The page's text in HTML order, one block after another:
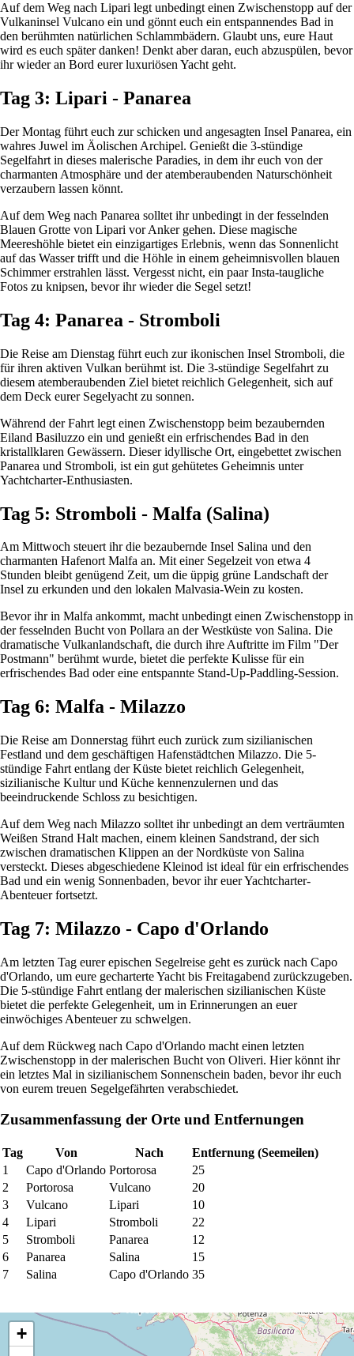
Auf dem Weg nach Lipari legt unbedingt einen Zwischenstopp auf der
Vulkaninsel Vulcano ein und gönnt euch ein entspannendes Bad in
den berühmten natürlichen Schlammbädern. Glaubt uns, eure Haut
wird es euch später danken! Denkt aber daran, euch abzuspülen, bevor
ihr wieder an Bord eurer luxuriösen Yacht geht.
Tag 3: Lipari - Panarea
Der Montag führt euch zur schicken und angesagten Insel Panarea, ein
wahres Juwel im Äolischen Archipel. Genießt die 3-stündige
Segelfahrt in dieses malerische Paradies, in dem ihr euch von der
charmanten Atmosphäre und der atemberaubenden Naturschönheit
verzaubern lassen könnt.
Auf dem Weg nach Panarea solltet ihr unbedingt in der fesselnden
Blauen Grotte von Lipari vor Anker gehen. Diese magische
Meereshöhle bietet ein einzigartiges Erlebnis, wenn das Sonnenlicht
auf das Wasser trifft und die Höhle in einem geheimnisvollen blauen
Schimmer erstrahlen lässt. Vergesst nicht, ein paar Insta-taugliche
Fotos zu knipsen, bevor ihr wieder die Segel setzt!
Tag 4: Panarea - Stromboli
Die Reise am Dienstag führt euch zur ikonischen Insel Stromboli, die
für ihren aktiven Vulkan berühmt ist. Die 3-stündige Segelfahrt zu
diesem atemberaubenden Ziel bietet reichlich Gelegenheit, sich auf
dem Deck eurer Segelyacht zu sonnen.
Während der Fahrt legt einen Zwischenstopp beim bezaubernden
Eiland Basiluzzo ein und genießt ein erfrischendes Bad in den
kristallklaren Gewässern. Dieser idyllische Ort, eingebettet zwischen
Panarea und Stromboli, ist ein gut gehütetes Geheimnis unter
Yachtcharter-Enthusiasten.
Tag 5: Stromboli - Malfa (Salina)
Am Mittwoch steuert ihr die bezaubernde Insel Salina und den
charmanten Hafenort Malfa an. Mit einer Segelzeit von etwa 4
Stunden bleibt genügend Zeit, um die üppig grüne Landschaft der
Insel zu erkunden und den lokalen Malvasia-Wein zu kosten.
Bevor ihr in Malfa ankommt, macht unbedingt einen Zwischenstopp in
der fesselnden Bucht von Pollara an der Westküste von Salina. Die
dramatische Vulkanlandschaft, die durch ihre Auftritte im Film "Der
Postmann" berühmt wurde, bietet die perfekte Kulisse für ein
erfrischendes Bad oder eine entspannte Stand-Up-Paddling-Session.
Tag 6: Malfa - Milazzo
Die Reise am Donnerstag führt euch zurück zum sizilianischen
Festland und dem geschäftigen Hafenstädtchen Milazzo. Die 5-
stündige Fahrt entlang der Küste bietet reichlich Gelegenheit,
sizilianische Kultur und Küche kennenzulernen und das
beeindruckende Schloss zu besichtigen.
Auf dem Weg nach Milazzo solltet ihr unbedingt an dem verträumten
Weißen Strand Halt machen, einem kleinen Sandstrand, der sich
zwischen dramatischen Klippen an der Nordküste von Salina
versteckt. Dieses abgeschiedene Kleinod ist ideal für ein erfrischendes
Bad und ein wenig Sonnenbaden, bevor ihr euer Yachtcharter-
Abenteuer fortsetzt.
Tag 7: Milazzo - Capo d'Orlando
Am letzten Tag eurer epischen Segelreise geht es zurück nach Capo
d'Orlando, um eure gecharterte Yacht bis Freitagabend zurückzugeben.
Die 5-stündige Fahrt entlang der malerischen sizilianischen Küste
bietet die perfekte Gelegenheit, um in Erinnerungen an euer
einwöchiges Abenteuer zu schwelgen.
Auf dem Rückweg nach Capo d'Orlando macht einen letzten
Zwischenstopp in der malerischen Bucht von Oliveri. Hier könnt ihr
ein letztes Mal in sizilianischem Sonnenschein baden, bevor ihr euch
von eurem treuen Segelgefährten verabschiedet.
Zusammenfassung der Orte und Entfernungen
Tag Von Nach
Entfernung (Seemeilen)
1
Capo d'Orlando Portorosa
25
2
Portorosa Vulcano
20
3
Vulcano Lipari
10
4
Lipari Stromboli
22
5
Stromboli Panarea
12
6
Panarea Salina
15
7
Salina Capo d'Orlando 35
+